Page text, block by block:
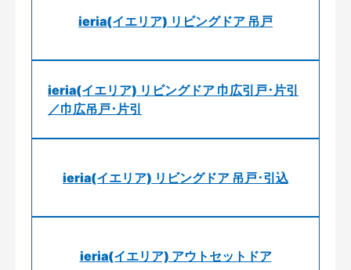
ieria(イエリア) リビングドア 吊戸
ieria(イエリア) リビングドア 巾広引戸･片引
／巾広吊戸･片引
ieria(イエリア) リビングドア 吊戸･引込
ieria(イエリア) アウトセットドア